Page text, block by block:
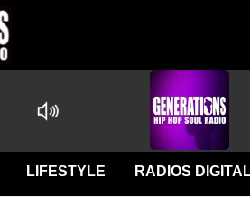
LIFESTYLE RADIOS